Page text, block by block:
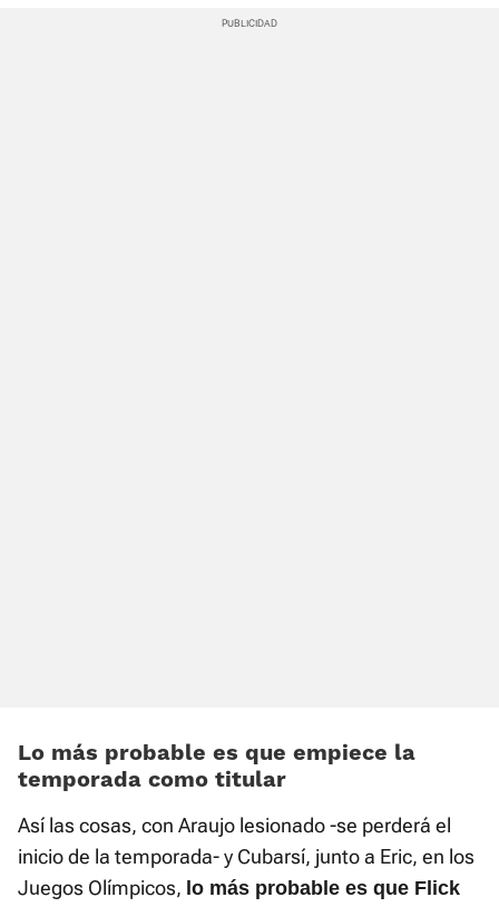
Lo más probable es que empiece la
temporada como titular
Así las cosas, con Araujo lesionado -se perderá el
inicio de la temporada- y Cubarsí, junto a Eric, en los
Juegos Olímpicos, lo más probable es que Flick